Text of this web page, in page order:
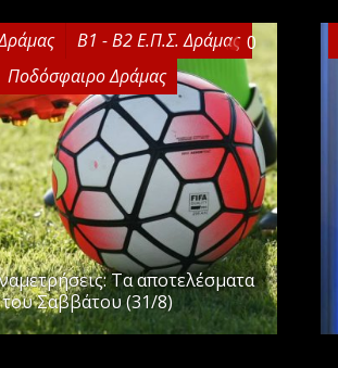
Β1 - Β2 Ε.Π.Σ. Δράμας
Ποδόσφαιρο Δράμας
0
Τα αποτελέσματα
του Σαββάτου (31/8)